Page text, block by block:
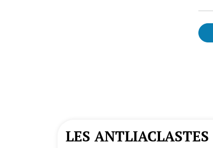
LES ANTLIACLASTES